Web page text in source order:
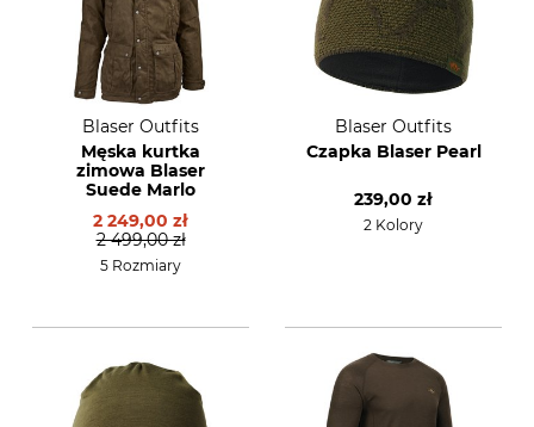
Blaser Outfits
Męska kurtka
zimowa Blaser
Suede Marlo
2 249,00 zł
2 499,00 zł
5 Rozmiary
Blaser Outfits
Czapka Blaser Pearl
239,00 zł
2 Kolory